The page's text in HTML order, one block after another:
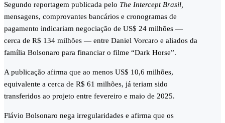
Segundo reportagem publicada pelo The Intercept Brasil,
mensagens, comprovantes bancários e cronogramas de
pagamento indicariam negociação de US$ 24 milhões —
cerca de R$ 134 milhões — entre Daniel Vorcaro e aliados da
família Bolsonaro para financiar o filme “Dark Horse”.
A publicação afirma que ao menos US$ 10,6 milhões,
equivalente a cerca de R$ 61 milhões, já teriam sido
transferidos ao projeto entre fevereiro e maio de 2025.
Flávio Bolsonaro nega irregularidades e afirma que os